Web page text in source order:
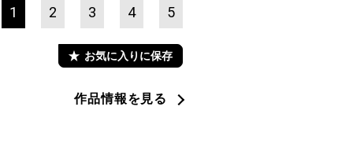
1 2 3 4 5
お気に入りに保存
作品情報を見る